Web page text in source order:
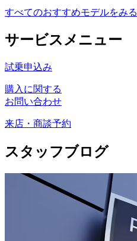
すべてのおすすめモデルをみる
サービスメニュー
試乗申込み
購入に関する
お問い合わせ
来店・商談予約
スタッフブログ